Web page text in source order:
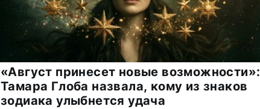
«Август принесет новые возможности»:
Тамара Глоба назвала, кому из знаков
зодиака улыбнется удача